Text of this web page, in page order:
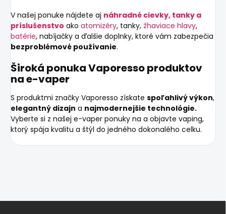
V našej ponuke nájdete aj náhradné cievky, tanky a
príslušenstvo ako atomizéry, tanky, žhaviace hlavy,
batérie, nabíjačky a ďalšie doplnky, ktoré vám zabezpečia
bezproblémové používanie.
Široká ponuka Vaporesso produktov
na e-vaper
S produktmi značky Vaporesso získate spoľahlivý výkon,
elegantný dizajn a najmodernejšie technológie.
Vyberte si z našej e-vaper ponuky na a objavte vaping,
ktorý spája kvalitu a štýl do jedného dokonalého celku.